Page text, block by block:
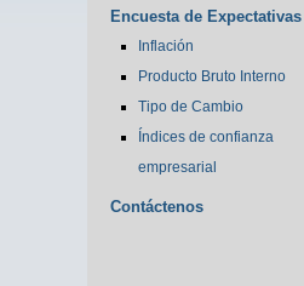
Encuesta de Expectativas
Inflación
Producto Bruto Interno
Tipo de Cambio
Índices de confianza
empresarial
Contáctenos